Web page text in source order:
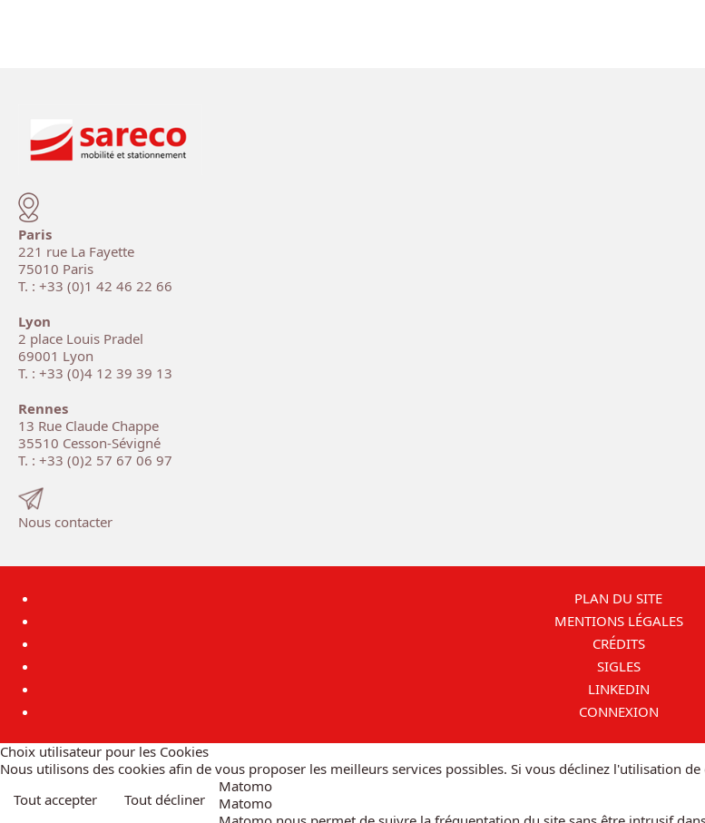
Paris
221 rue La Fayette
75010 Paris
T. : +33 (0)1 42 46 22 66
Lyon
2 place Louis Pradel
69001 Lyon
T. : +33 (0)4 12 39 39 13
Rennes
13 Rue Claude Chappe
35510 Cesson-Sévigné
T. : +33 (0)2 57 67 06 97
Nous contacter
PLAN DU SITE
MENTIONS LÉGALES
CRÉDITS
SIGLES
LINKEDIN
CONNEXION
Choix utilisateur pour les Cookies
Nous utilisons des cookies afin de vous proposer les meilleurs services possibles. Si vous déclinez l'utilisation
Tout accepter
Tout décliner
Matomo
Matomo